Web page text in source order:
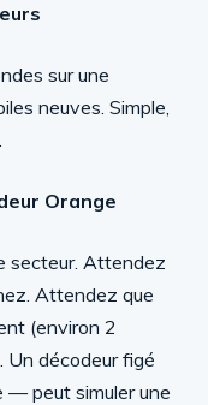
sur une
neuves. Simple,
Orange
secteur. Attendez
Attendez que
(environ 2
Un décodeur figé
— peut simuler une